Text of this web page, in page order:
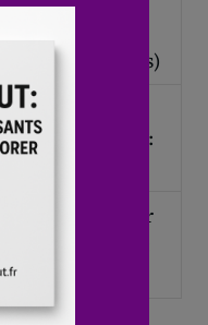
spécifiques)
prévisible :
Définie par